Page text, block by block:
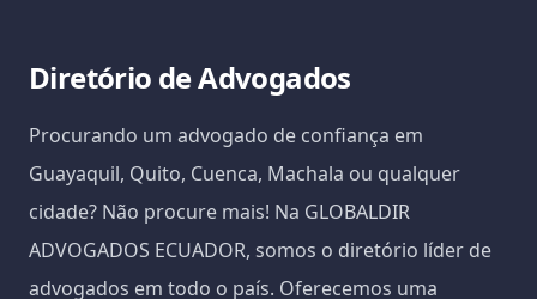
Diretório de Advogados
Procurando um advogado de confiança em
Guayaquil, Quito, Cuenca, Machala ou qualquer
cidade? Não procure mais! Na GLOBALDIR
ADVOGADOS ECUADOR, somos o diretório líder de
advogados em todo o país. Oferecemos uma